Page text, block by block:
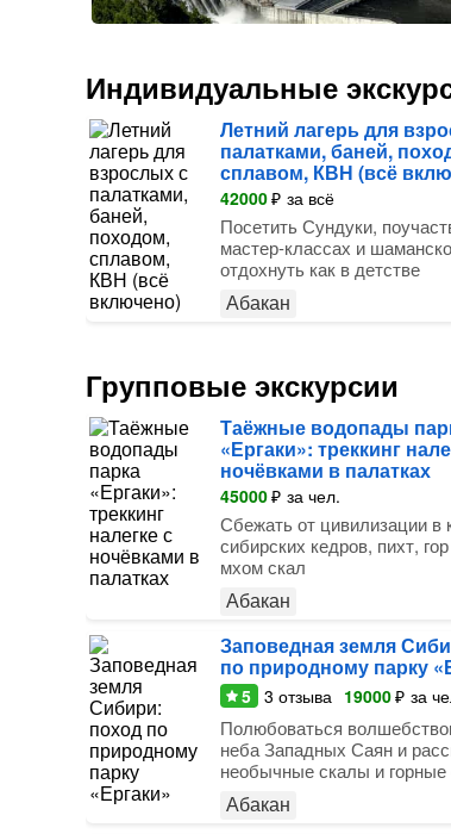
Индивидуальные
Летний лагерь для
палатками, баней,
сплавом, КВН (всё
42000₽ за всё
Посетить Сундуки,
мастер-классах и
отдохнуть как в детстве
Абакан
Групповые экскурсии
Таёжные водопады
«Ергаки»: треккинг
ночёвками в палатках
45000₽ за чел.
Сбежать от цивилизации в
сибирских кедров, пихт,
мхом скал
Абакан
Заповедная земля
по природному парку
5 3 отзыва 19000₽ за
Полюбоваться
неба Западных Саян и
необычные скалы и горные
Абакан